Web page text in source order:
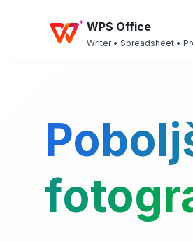
WPS Office
Writer • Spreadsheet •